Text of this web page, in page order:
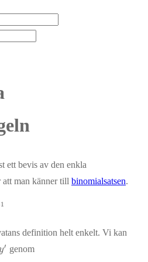
ett bevis av den enkla
man känner till binomialsatsen.
1
definition helt enkelt. Vi kan
′
′ genom